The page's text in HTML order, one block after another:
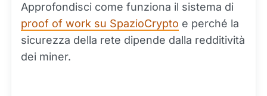
Approfondisci come funziona il sistema di
proof of work su SpazioCrypto e perché la
sicurezza della rete dipende dalla redditività
dei miner.